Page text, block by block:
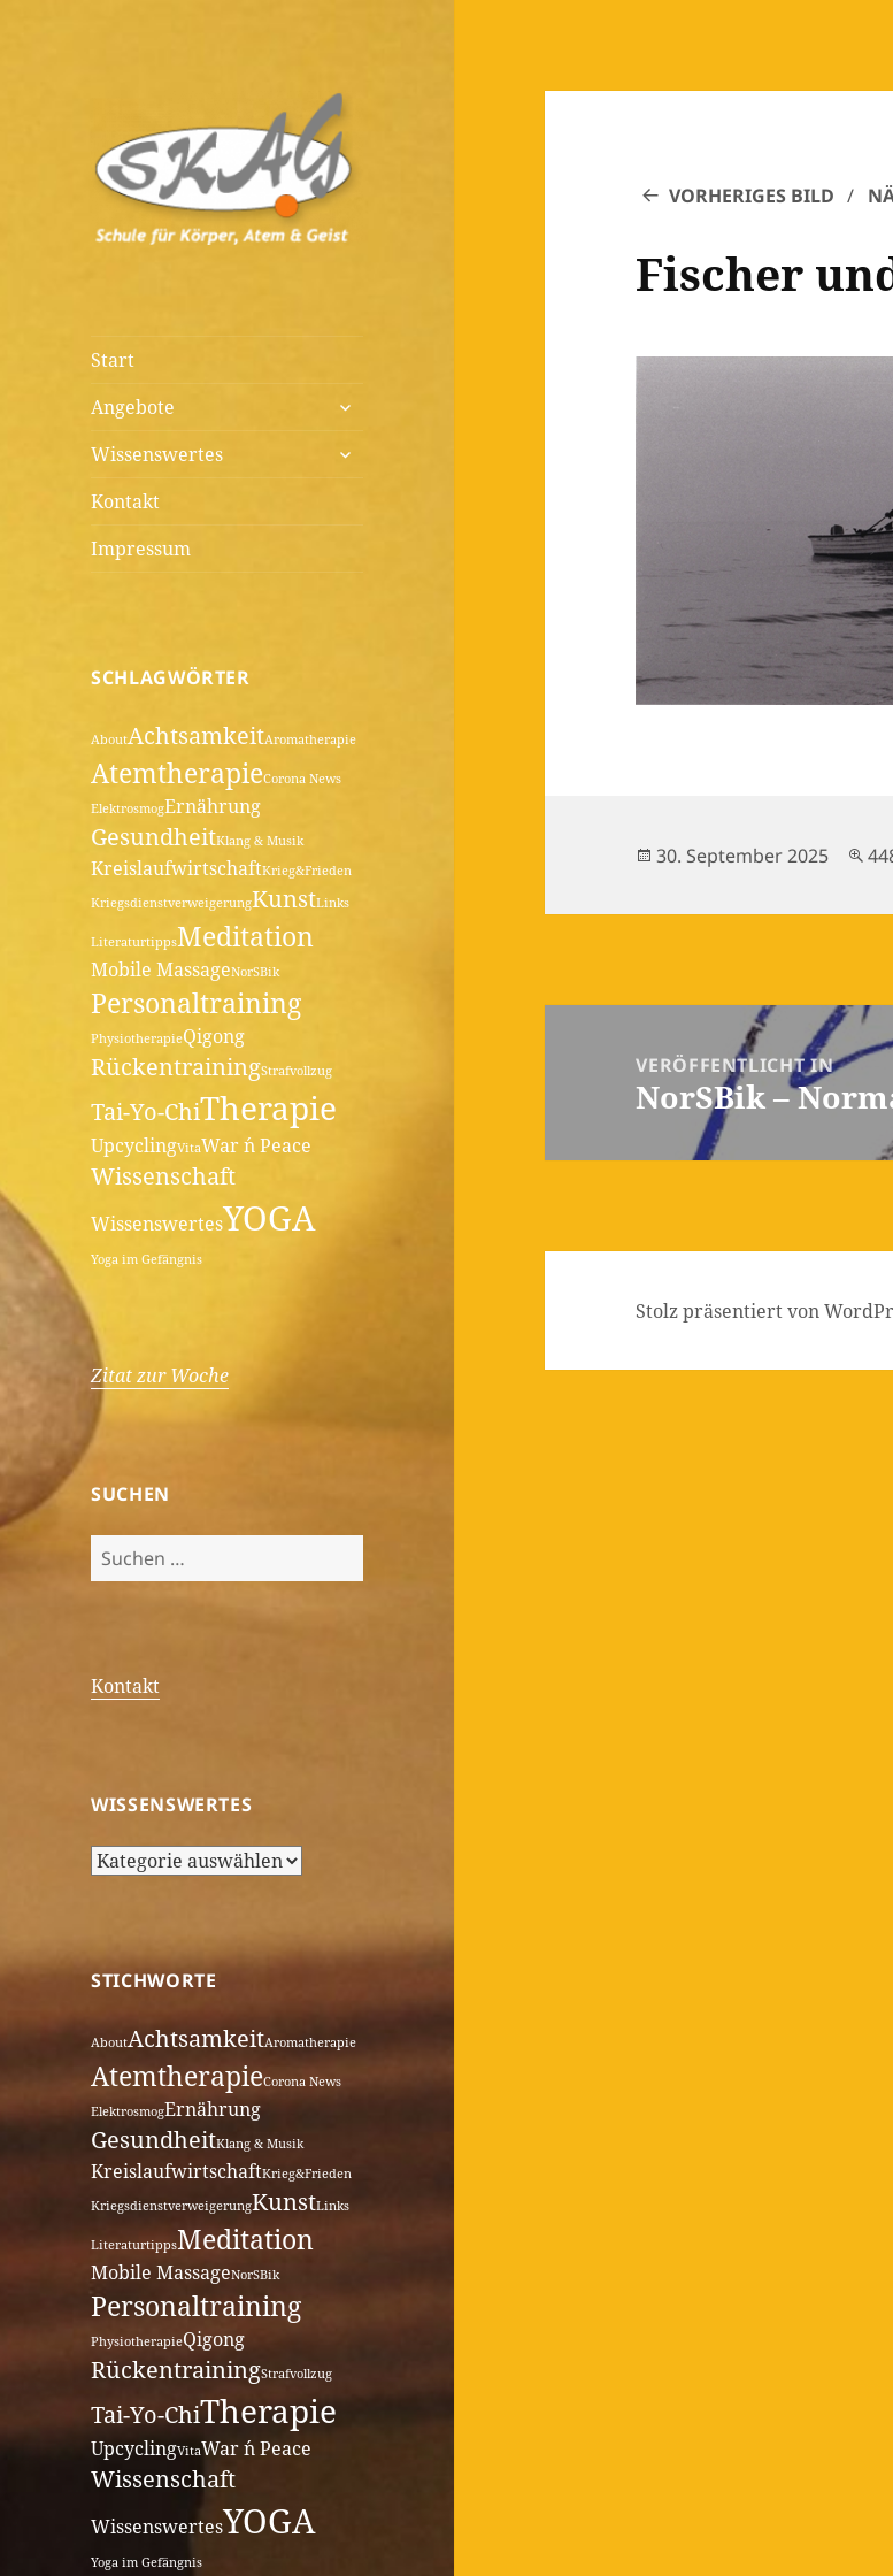
Geist
Start
Angebote
untermenü
Wissenswertes
untermenü
Kontakt
Impressum
SCHLAGWÖRTER
AboutAchtsamkeitAromatherapie
AtemtherapieCorona News
ElektrosmogErnährung
GesundheitKlang & Musik
KreislaufwirtschaftKrieg&Frieden
KriegsdienstverweigerungKunstLinks
LiteraturtippsMeditation
Mobile MassageNorSBik
Personaltraining
PhysiotherapieQigong
RückentrainingStrafvollzug
Tai-Yo-ChiTherapie
UpcyclingVitaWar ´n Peace
Wissenschaft
WissenswertesYOGA
Yoga im Gefängnis
Zitat zur Woche
SUCHEN
Suchen
nach:
Kontakt
WISSENSWERTES
Wissenswertes
STICHWORTE
AboutAchtsamkeitAromatherapie
AtemtherapieCorona News
ElektrosmogErnährung
GesundheitKlang & Musik
KreislaufwirtschaftKrieg&Frieden
KriegsdienstverweigerungKunstLinks
LiteraturtippsMeditation
Mobile MassageNorSBik
Personaltraining
PhysiotherapieQigong
RückentrainingStrafvollzug
Tai-Yo-ChiTherapie
UpcyclingVitaWar ´n Peace
Wissenschaft
WissenswertesYOGA
Yoga im Gefängnis
VORHERIGES BILD
Fischer
Veröffentlicht
30. September 2025
Beitragsnavigation
VERÖFFENTLICHT IN
NorSBik –
Stolz präsentiert von